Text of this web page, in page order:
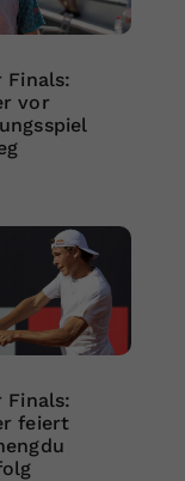
Finals:
vor
Finals:
feiert